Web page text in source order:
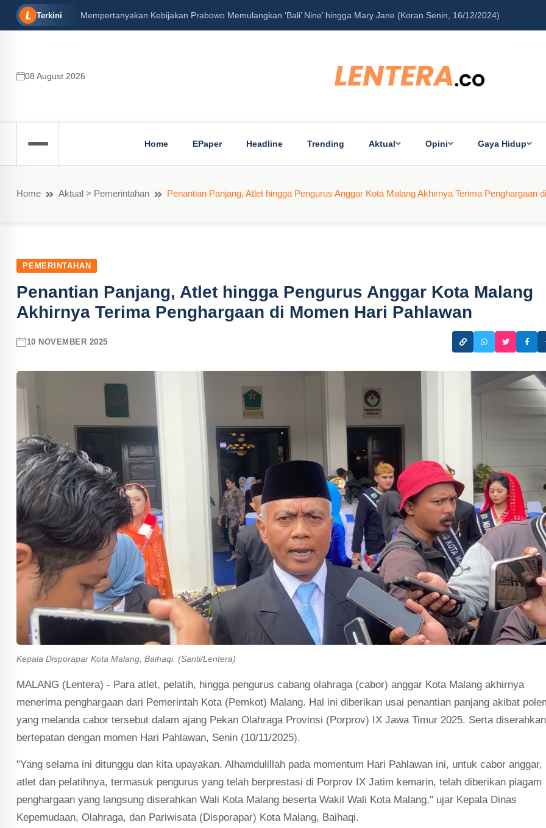
Terkini Mempertanyakan Kebijakan Prabowo Memulangkan ‘Bali’ Nine’ hingga Mary Jane (Koran Senin, 16/12/2024)
08 August 2026
Home EPaper Headline Trending Aktual Opini Gaya Hidup
Home Aktual > Pemerintahan Penantian Panjang, Atlet hingga Pengurus Anggar Kota Malang Akhirnya Terima Penghargaan
PEMERINTAHAN
Penantian Panjang, Atlet hingga Pengurus Anggar Kota Malang
Akhirnya Terima Penghargaan di Momen Hari Pahlawan
10 NOVEMBER 2025
Kepala Disporapar Kota Malang, Baihaqi. (Santi/Lentera)
MALANG (Lentera) - Para atlet, pelatih, hingga pengurus cabang olahraga (cabor) anggar Kota Malang akhirnya
menerima penghargaan dari Pemerintah Kota (Pemkot) Malang. Hal ini diberikan usai penantian panjang akibat
yang melanda cabor tersebut dalam ajang Pekan Olahraga Provinsi (Porprov) IX Jawa Timur 2025. Serta diserahkan
bertepatan dengan momen Hari Pahlawan, Senin (10/11/2025).
"Yang selama ini ditunggu dan kita upayakan. Alhamdulillah pada momentum Hari Pahlawan ini, untuk cabor anggar,
atlet dan pelatihnya, termasuk pengurus yang telah berprestasi di Porprov IX Jatim kemarin, telah diberikan piagam
penghargaan yang langsung diserahkan Wali Kota Malang beserta Wakil Wali Kota Malang," ujar Kepala Dinas
Kepemudaan, Olahraga, dan Pariwisata (Disporapar) Kota Malang, Baihaqi.